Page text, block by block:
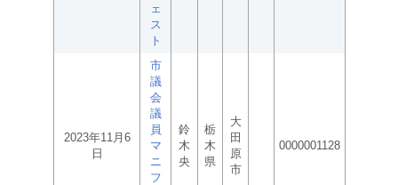
ェ
ス
ト
2023年11月6
日
市
議
会
議
員
マ
ニ
フ
鈴
木
央
栃
木
県
大
田
原
市
0000001128